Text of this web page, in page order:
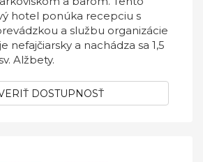
hotel ponúka recepciu s
a službu organizácie
nefajčiarsky a nachádza sa 1,5
Alžbety.
DOSTUPNOSŤ